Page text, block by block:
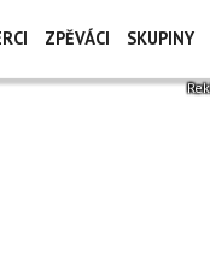
ZPĚVÁCI SKUPINY